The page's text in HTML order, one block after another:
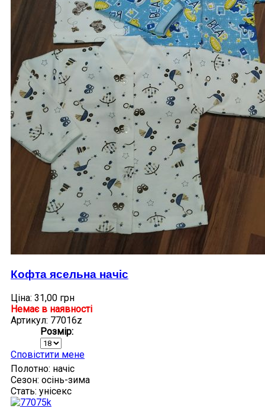
Кофта ясельна начіс
Ціна: 31,00 грн
Немає в наявності
Артикул: 77016z
Розмір:
Сповістити мене
Полотно: начіс
Сезон: осінь-зима
Стать: унісекс